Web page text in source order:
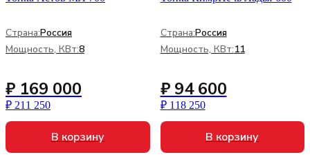
Страна:Россия
Мощность, КВт:8
₽ 169 000
₽ 211 250
В корзину
Страна:Россия
Мощность, КВт:11
₽ 94 600
₽ 118 250
В корзину